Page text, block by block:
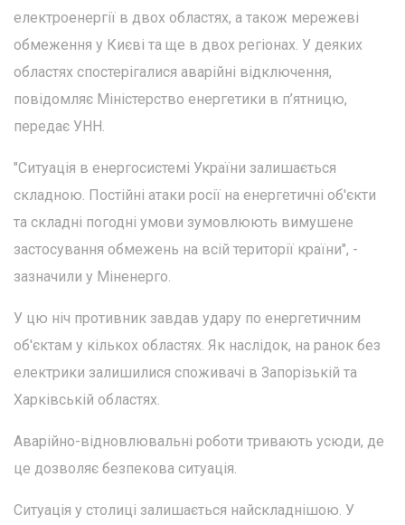
електроенергії в двох областях, а також мережеві
обмеження у Києві та ще в двох регіонах. У деяких
областях спостерігалися аварійні відключення,
повідомляє Міністерство енергетики в п’ятницю,
передає УНН.
"Ситуація в енергосистемі України залишається
складною. Постійні атаки росії на енергетичні об'єкти
та складні погодні умови зумовлюють вимушене
застосування обмежень на всій території країни", -
зазначили у Міненерго.
У цю ніч противник завдав удару по енергетичним
об'єктам у кількох областях. Як наслідок, на ранок без
електрики залишилися споживачі в Запорізькій та
Харківській областях.
Аварійно-відновлювальні роботи тривають усюди, де
це дозволяє безпекова ситуація.
Ситуація у столиці залишається найскладнішою. У